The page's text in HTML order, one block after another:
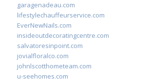
garagenadeau.com
lifestylechauffeurservice.com
EverNewNails.com
insideoutdecoratingcentre.com
salvatoresinpoint.com
jovialfloralco.com
johnlscotthometeam.com
u-seehomes.com